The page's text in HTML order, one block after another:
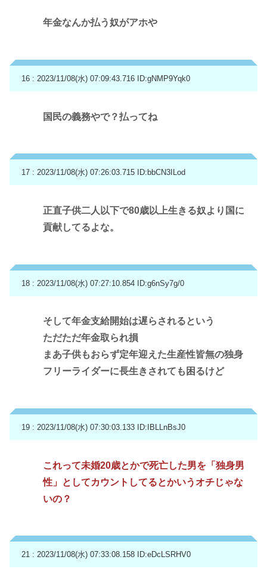
年金なんか払う奴がアホや
16 : 2023/11/08(水) 07:09:43.716 ID:gNMP9Yqk0
国民の義務やで？払ってね
17 : 2023/11/08(水) 07:26:03.715 ID:bbCN3ILod
正直子供二人以下で80歳以上生きる奴より国に
貢献してるよな。
18 : 2023/11/08(水) 07:27:10.854 ID:g6nSy7g/0
そして年金支給開始は遅らされるという
ただただ年金取られ損
まあ子供もおらず定年迎えた生産性皆無の独身
フリーライダーに長生きされても困るけど
19 : 2023/11/08(水) 07:30:03.133 ID:IBLLnBsJ0
これって未婚20歳とかで死亡した男を「独身男
性」としてカウントしてるとかいうオチじゃな
いの？
21 : 2023/11/08(水) 07:33:08.158 ID:eDcLSRHV0